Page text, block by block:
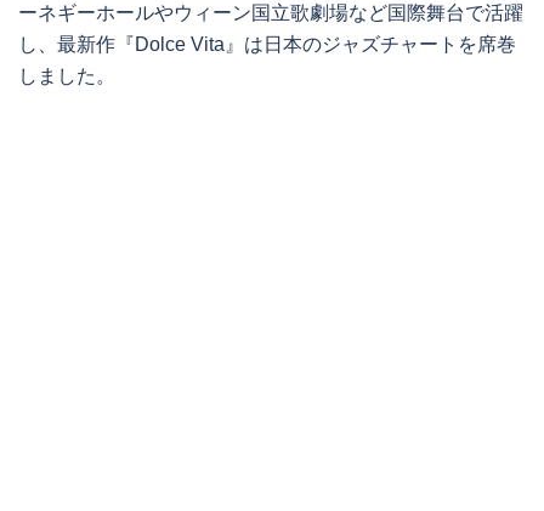
ーネギーホールやウィーン国立歌劇場など国際舞台で活躍
し、最新作『Dolce Vita』は日本のジャズチャートを席巻
しました。